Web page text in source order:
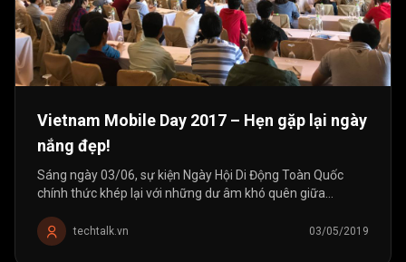
Vietnam Mobile Day 2017 – Hẹn gặp lại ngày
nắng đẹp!
Sáng ngày 03/06, sự kiện Ngày Hội Di Động Toàn Quốc
chính thức khép lại với những dư âm khó quên giữa
Trung. Tiếp nối hành...
techtalk.vn 03/05/2019